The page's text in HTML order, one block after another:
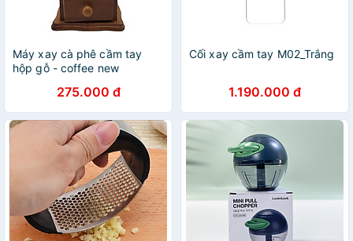
Máy xay cà phê cầm tay
hộp gỗ - coffee new
275.000 đ
Cối xay cầm tay M02_Trắng
1.190.000 đ